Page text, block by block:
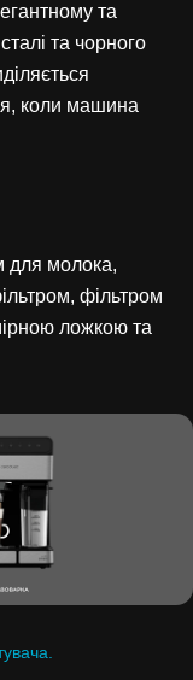
та
та чорного
коли машина
для молока,
фільтром
ложкою та